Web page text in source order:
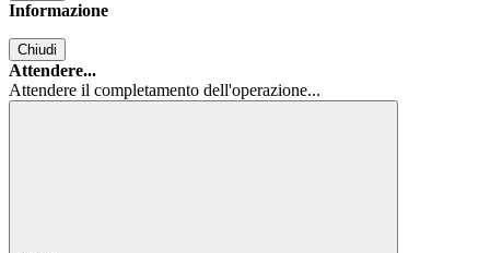
Informazione
Chiudi
Attendere...
Attendere il completamento dell'operazione...